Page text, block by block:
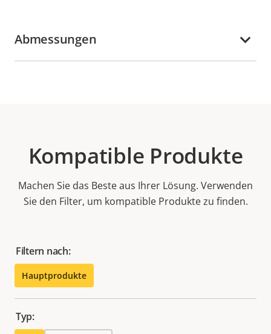
Abmessungen
Kompatible Produkte
Machen Sie das Beste aus Ihrer Lösung. Verwenden
Sie den Filter, um kompatible Produkte zu finden.
Filtern nach:
Hauptprodukte
Typ: